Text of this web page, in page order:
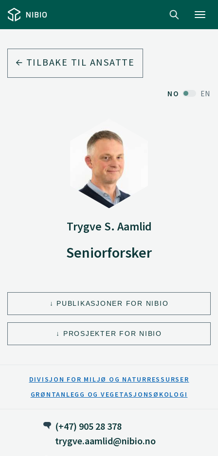
TILBAKE TIL ANSATTE
NO EN
Trygve S. Aamlid
Seniorforsker
PUBLIKASJONER FOR NIBIO
PROSJEKTER FOR NIBIO
DIVISJON FOR MILJØ OG NATURRESSURSER
GRØNTANLEGG OG VEGETASJONSØKOLOGI
(+47) 905 28 378
trygve.aamlid@nibio.no